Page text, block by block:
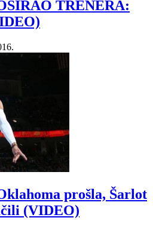
TRENERA:
prošla, Šarlot
(VIDEO)